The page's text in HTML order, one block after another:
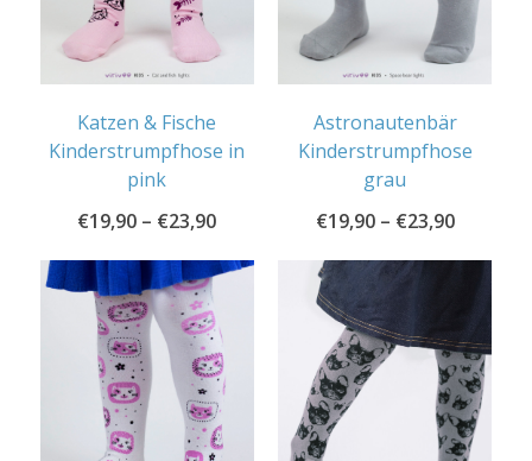
Katzen & Fische
Kinderstrumpfhose in
pink
€19,90 – €23,90
Astronautenbär
Kinderstrumpfhose
grau
€19,90– €23,90